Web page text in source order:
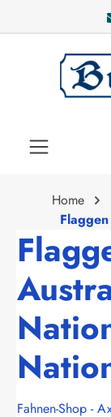
Home
Fahnen-Shop -